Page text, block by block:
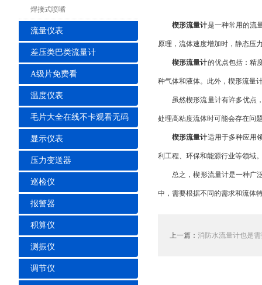
焊接式喷嘴
流量仪表
差压类巴类流量计
A级片免费看
温度仪表
毛片大全在线不卡观看无码
显示仪表
压力变送器
巡检仪
报警器
积算仪
测振仪
调节仪
楔形流量计是一种常用的流量
原理，流体速度增加时，静态压
楔形流量计的优点包括：精
种气体和液体。此外，楔形流
虽然楔形流量计有许多优点，
处理高粘度流体时可能会存在问题
楔形流量计适用于多种应用领
利工程、环保和能源行业等领域
总之，楔形流量计是一种广泛
中，需要根据不同的需求和流体
上一篇： 消防水流量计也是